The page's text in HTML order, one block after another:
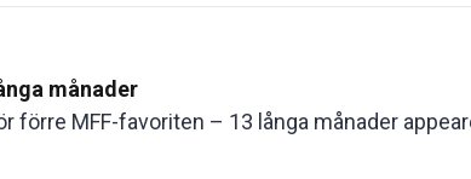
månader
förre MFF-favoriten – 13 långa månader